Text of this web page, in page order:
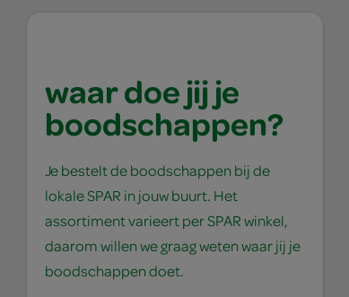
waar doe jij je
boodschappen?
Je bestelt de boodschappen bij de
lokale SPAR in jouw buurt. Het
assortiment varieert per SPAR winkel,
daarom willen we graag weten waar jij je
boodschappen doet.